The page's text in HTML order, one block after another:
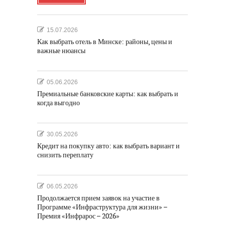
15.07.2026
Как выбрать отель в Минске: районы, цены и
важные нюансы
05.06.2026
Премиальные банковские карты: как выбрать и
когда выгодно
30.05.2026
Кредит на покупку авто: как выбрать вариант и
снизить переплату
06.05.2026
Продолжается прием заявок на участие в
Программе «Инфраструктура для жизни» –
Премия «Инфрарос – 2026»